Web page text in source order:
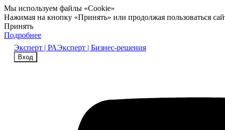
Мы используем файлы «Cookie»
Нажимая на кнопку «Принять» или продолжая пользоваться
Принять
Подробнее
Эксперт | РАЭксперт | Бизнес-решения
Вход